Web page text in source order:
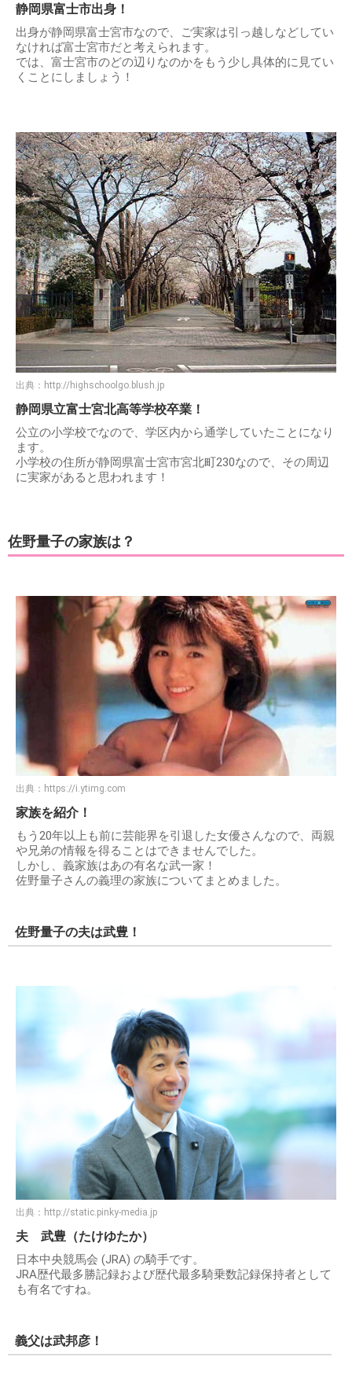
静岡県富士市出身！
出身が静岡県富士宮市なので、ご実家は引っ越しなどしてい
なければ富士宮市だと考えられます。
では、富士宮市のどの辺りなのかをもう少し具体的に見てい
くことにしましょう！
出典： http://highschoolgo.blush.jp
静岡県立富士宮北高等学校卒業！
公立の小学校でなので、学区内から通学していたことになり
ます。
小学校の住所が静岡県富士宮市宮北町230なので、その周辺
に実家があると思われます！
佐野量子の家族は？
出典： https://i.ytimg.com
家族を紹介！
もう20年以上も前に芸能界を引退した女優さんなので、両親
や兄弟の情報を得ることはできませんでした。
しかし、義家族はあの有名な武一家！
佐野量子さんの義理の家族についてまとめました。
佐野量子の夫は武豊！
出典： http://static.pinky-media.jp
夫 武豊（たけゆたか）
日本中央競馬会 (JRA) の騎手です。
JRA歴代最多勝記録および歴代最多騎乗数記録保持者として
も有名ですね。
義父は武邦彦！